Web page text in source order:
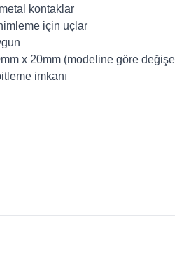
kontaklar
için uçlar
x 20mm (modeline göre
imkanı